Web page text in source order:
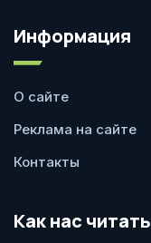
Информация
О сайте
Реклама на сайте
Контакты
Как нас читать